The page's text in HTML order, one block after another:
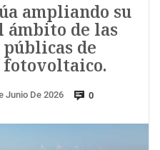
ampliando su
ámbito de las
de
fotovoltaico.
Junio De 2026 0